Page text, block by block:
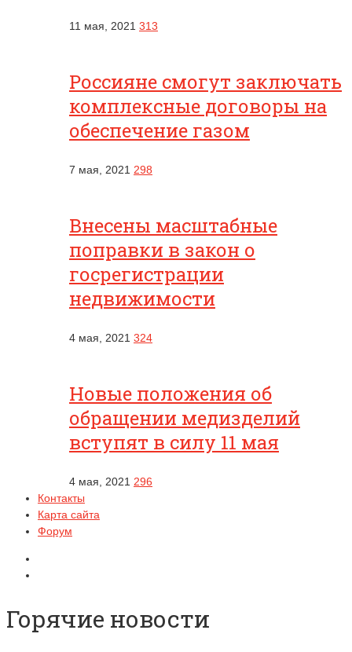
11 мая, 2021 313
Россияне смогут заключать
комплексные договоры на
обеспечение газом
7 мая, 2021 298
Внесены масштабные
поправки в закон о
госрегистрации
недвижимости
4 мая, 2021 324
Новые положения об
обращении медизделий
вступят в силу 11 мая
4 мая, 2021 296
Контакты
Карта сайта
Форум
Горячие новости